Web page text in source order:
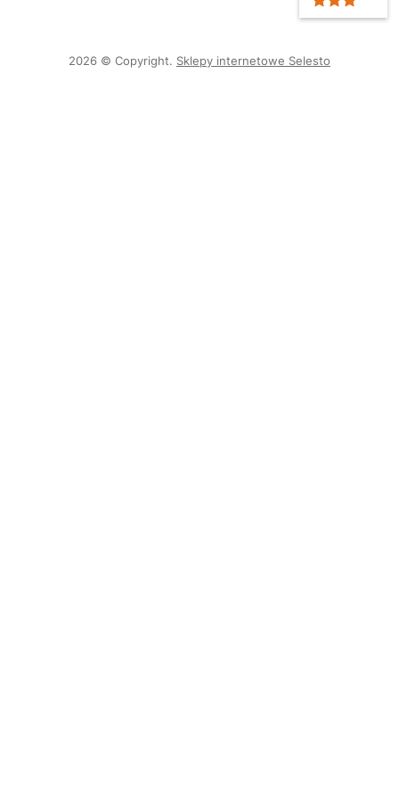
2026 © Copyright. Sklepy internetowe Selesto